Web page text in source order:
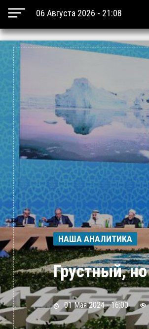
06 Августа 2026 - 21:08
НАША АНАЛИТИКА
Грустный,
01 Мая 2024 - 16:00